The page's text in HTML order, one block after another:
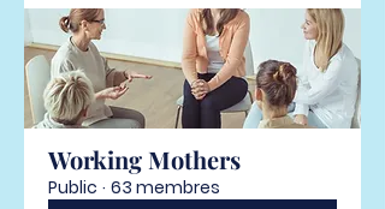
Working Mothers
Public · 63 membres